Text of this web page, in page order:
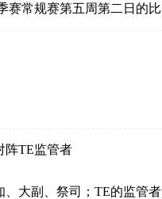
赛常规赛第五周第二日的
阵TE监管者
大副、祭司；TE的监管